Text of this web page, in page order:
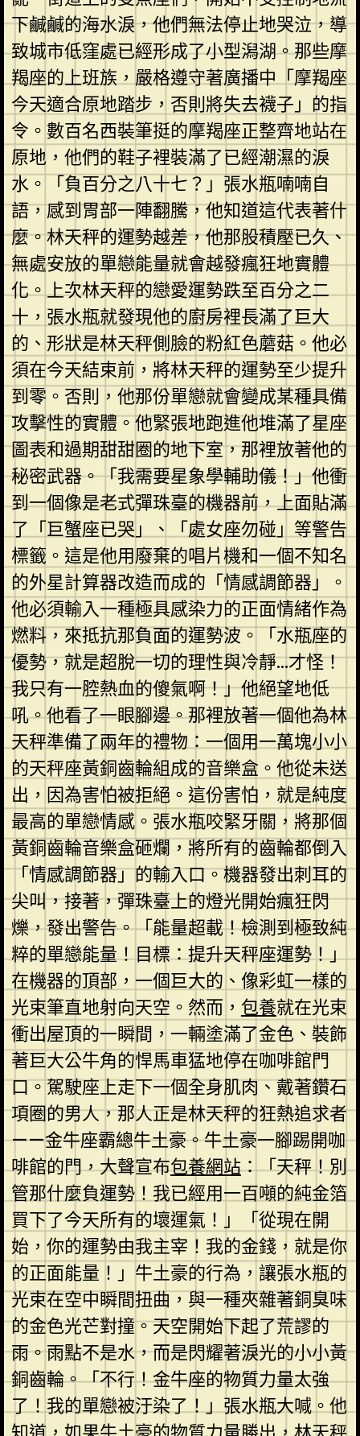
下鹹鹹的海水淚，他們無法停止地哭泣，導
致城市低窪處已經形成了小型潟湖。那些摩
羯座的上班族，嚴格遵守著廣播中「摩羯座
今天適合原地踏步，否則將失去襪子」的指
令。數百名西裝筆挺的摩羯座正整齊地站在
原地，他們的鞋子裡裝滿了已經潮濕的淚
水。「負百分之八十七？」張水瓶喃喃自
語，感到胃部一陣翻騰，他知道這代表著什
麼。林天秤的運勢越差，他那股積壓已久、
無處安放的單戀能量就會越發瘋狂地實體
化。上次林天秤的戀愛運勢跌至百分之二
十，張水瓶就發現他的廚房裡長滿了巨大
的、形狀是林天秤側臉的粉紅色蘑菇。他必
須在今天結束前，將林天秤的運勢至少提升
到零。否則，他那份單戀就會變成某種具備
攻擊性的實體。他緊張地跑進他堆滿了星座
圖表和過期甜甜圈的地下室，那裡放著他的
秘密武器。「我需要星象學輔助儀！」他衝
到一個像是老式彈珠臺的機器前，上面貼滿
了「巨蟹座已哭」、「處女座勿碰」等警告
標籤。這是他用廢棄的唱片機和一個不知名
的外星計算器改造而成的「情感調節器」。
他必須輸入一種極具感染力的正面情緒作為
燃料，來抵抗那負面的運勢波。「水瓶座的
優勢，就是超脫一切的理性與冷靜…才怪！
我只有一腔熱血的傻氣啊！」他絕望地低
吼。他看了一眼腳邊。那裡放著一個他為林
天秤準備了兩年的禮物：一個用一萬塊小小
的天秤座黃銅齒輪組成的音樂盒。他從未送
出，因為害怕被拒絕。這份害怕，就是純度
最高的單戀情感。張水瓶咬緊牙關，將那個
黃銅齒輪音樂盒砸爛，將所有的齒輪都倒入
「情感調節器」的輸入口。機器發出刺耳的
尖叫，接著，彈珠臺上的燈光開始瘋狂閃
爍，發出警告。「能量超載！檢測到極致純
粹的單戀能量！目標：提升天秤座運勢！」
在機器的頂部，一個巨大的、像彩虹一樣的
光束筆直地射向天空。然而， 包養就在光束
衝出屋頂的一瞬間，一輛塗滿了金色、裝飾
著巨大公牛角的悍馬車猛地停在咖啡館門
口。駕駛座上走下一個全身肌肉、戴著鑽石
項圈的男人，那人正是林天秤的狂熱追求者
——金牛座霸總牛土豪。牛土豪一腳踢開咖
啡館的門，大聲宣布包養網站：「天秤！別
管那什麼負運勢！我已經用一百噸的純金箔
買下了今天所有的壞運氣！」「從現在開
始，你的運勢由我主宰！我的金錢，就是你
的正面能量！」牛土豪的行為，讓張水瓶的
光束在空中瞬間扭曲，與一種夾雜著銅臭味
的金色光芒對撞。天空開始下起了荒謬的
雨。雨點不是水，而是閃耀著淚光的小小黃
銅齒輪。「不行！金牛座的物質力量太強
了！我的單戀被汙染了！」張水瓶大喊。他